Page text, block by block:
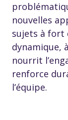
nouvelles
sujets à fort
dynamique,
nourrit
renforce
l’équipe.